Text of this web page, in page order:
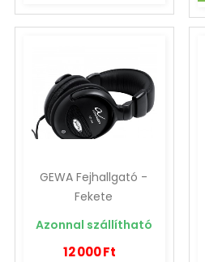
GEWA Fejhallgató -
Fekete
Azonnal szállítható
12 000 Ft